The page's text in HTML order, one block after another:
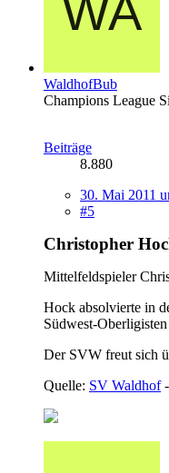
WaldhofBub
Champions League
Beiträge
8.880
30. Mai 2011
#5
Christopher
Mittelfeldspieler
Hock absolvierte in
Südwest-
Der SVW freut sich
Quelle: SV Waldhof-